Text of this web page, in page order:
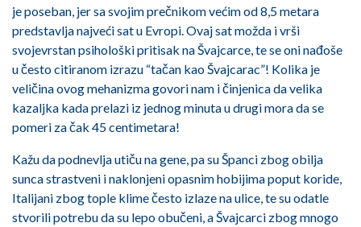
je poseban, jer sa svojim prečnikom većim od 8,5 metara
predstavlja najveći sat u Evropi. Ovaj sat možda i vrši
svojevrstan psihološki pritisak na Švajcarce, te se oni nađoše
u često citiranom izrazu “tačan kao Švajcarac”! Kolika je
veličina ovog mehanizma govori nam i činjenica da velika
kazaljka kada prelazi iz jednog minuta u drugi mora da se
pomeri za čak 45 centimetara!
Kažu da podnevlja utiču na gene, pa su Španci zbog obilja
sunca strastveni i naklonjeni opasnim hobijima poput koride,
Italijani zbog tople klime često izlaze na ulice, te su odatle
stvorili potrebu da su lepo obučeni, a Švajcarci zbog mnogo